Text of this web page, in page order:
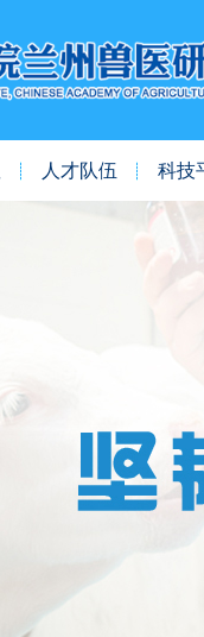
人才队伍 科技